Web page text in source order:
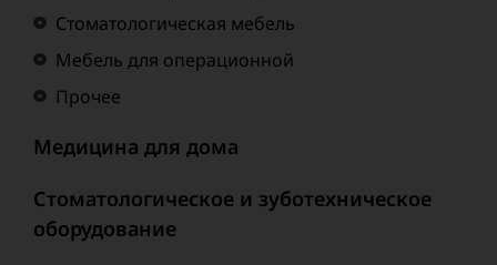
Стоматологическая мебель
Мебель для операционной
Прочее
Медицина для дома
Стоматологическое и зуботехническое
оборудование